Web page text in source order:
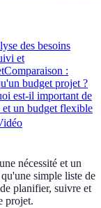
des besoins
et
Comparaison :
budget projet ?
est-il important de
un budget flexible
nécessité et un
simple liste de
planifier, suivre et
projet.